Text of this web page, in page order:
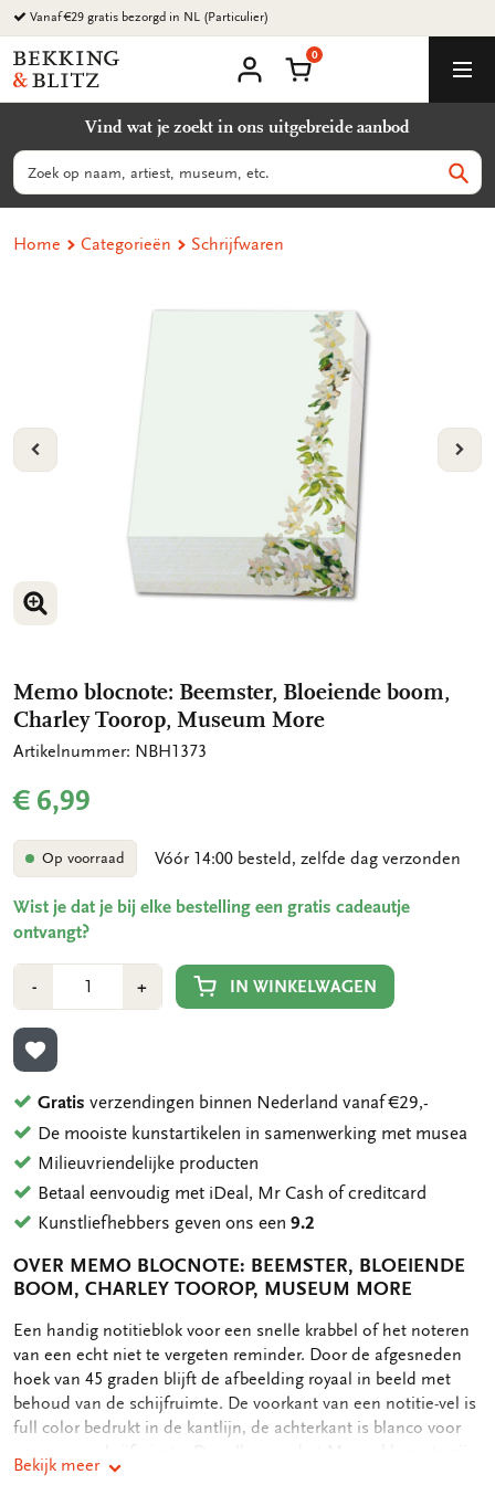
Ga
naar
content
Vanaf €29 gratis bezorgd in NL (Particulier)
Bekking
&
B.V.
account
Winkelmand
0
Vind wat je zoekt in ons uitgebreide aanbod
Zoeken
Home Categorieën Schrijfwaren
VORIGE
VERGROOT AFBEELDING
VERGROOT AFBEELDING
Memo blocnote: Beemster, Bloeiende boom,
Charley Toorop, Museum More
Artikelnummer: NBH1373
€ 6,99
Op voorraad Vóór 14:00 besteld, zelfde dag verzonden
Wist je dat je bij elke bestelling een gratis cadeautje
ontvangt?
-Min
1
+Plus
1
IN WINKELWAGEN
TOEVOEGEN AAN VERLANGLIJST
Gratis verzendingen binnen Nederland vanaf €29,-
De mooiste kunstartikelen in samenwerking met musea
Milieuvriendelijke producten
Betaal eenvoudig met iDeal, Mr Cash of creditcard
Kunstliefhebbers geven ons een9.2
OVER MEMO BLOCNOTE: BEEMSTER, BLOEIENDE
BOOM, CHARLEY TOOROP, MUSEUM MORE
OMSCHRIJVING
Een handig notitieblok voor een snelle krabbel of het noteren
van een echt niet te vergeten reminder. Door de afgesneden
hoek van 45 graden blijft de afbeelding royaal in beeld met
behoud van de schijfruimte. De voorkant van een notitie-vel is
full color bedrukt in de kantlijn, de achterkant is blanco voor
stevig vastgelijmd en toch heel gemakkelijk, zonder scheuren,
Bekijk meer